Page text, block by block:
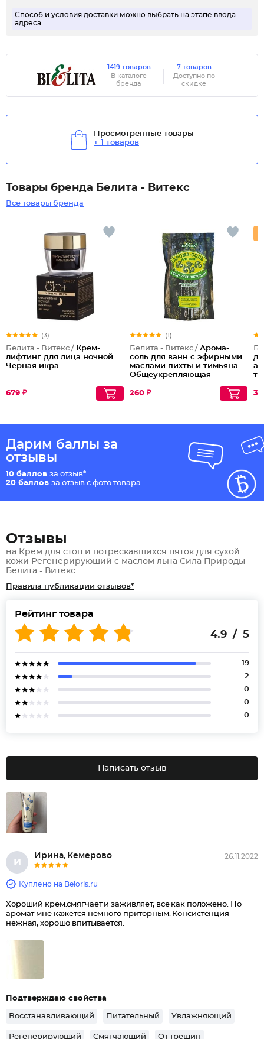
Способ и условия доставки можно выбрать на этапе ввода
адреса
1419 товаров
В каталоге
бренда
7 товаров
Доступно по
скидке
Просмотренные товары
+ 1 товаров
Товары бренда Белита - Витекс
Все товары бренда
(3)
Белита - Витекс / Крем-
лифтинг для лица ночной
Черная икра
679 ₽
(1)
Белита - Витекс / Арома-
соль для ванн с эфирными
маслами пихты и тимьяна
Общеукрепляющая
260 ₽
Дарим баллы за
отзывы
10 баллов за отзыв*
20 баллов за отзыв с фото товара
Отзывы
на Крем для стоп и потрескавшихся пяток для сухой
кожи Регенерирующий с маслом льна Сила Природы
Белита - Витекс
Правила публикации отзывов*
Рейтинг товара
4.9 / 5
19
2
0
0
0
Написать отзыв
И
Ирина, Кемерово 26.11.2022
Куплено на Beloris.ru
Хороший крем.смягчает и заживляет, все как положено. Но
аромат мне кажется немного приторным. Консистенция
нежная, хорошо впитывается.
Подтверждаю свойства
Восстанавливающий Питательный Увлажняющий
Регенерирующий Смягчающий От трещин